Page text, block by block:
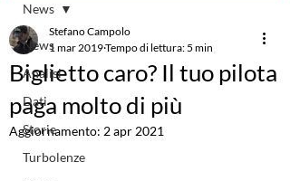
News
Analisi
Dati
Storie
Turbolenze
News
Biglietto caro? Il tuo pilota
paga molto di più
Stefano Campolo
1 mar 2019Tempo di lettura: 5 min
Aggiornamento: 2 apr 2021